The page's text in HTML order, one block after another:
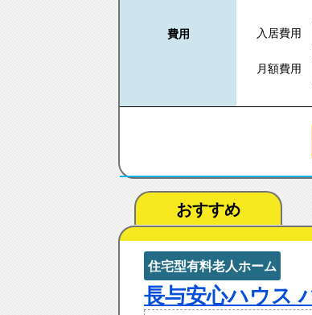
費用 入居費用
月額費用
おすすめ
住宅型有料老人ホーム
長与安心ハウス